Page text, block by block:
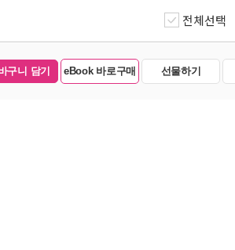
전체선택
구니 담기 eBook 바로구매 선물하기